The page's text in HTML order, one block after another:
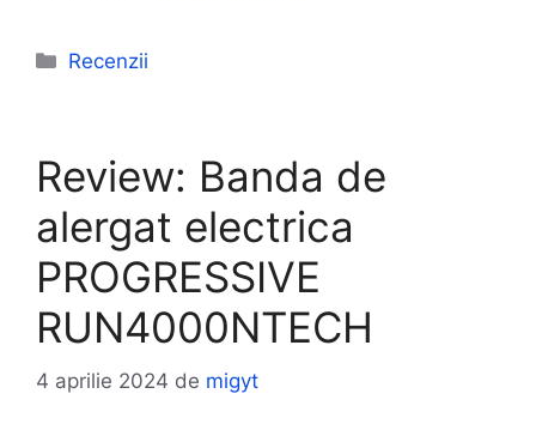
Categorii
Recenzii
Review: Banda de
alergat electrica
PROGRESSIVE
RUN4000NTECH
4 aprilie 2024 de migyt